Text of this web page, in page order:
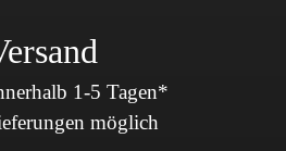
1-5 Tagen*
möglich